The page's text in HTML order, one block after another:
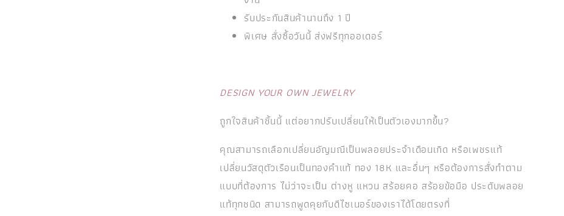
รับประกันสินค้านานถึง 1 ปี
พิเศษ สั่งซื้อวันนี้ ส่งฟรีทุกออเดอร์
DESIGN YOUR OWN JEWELRY
ถูกใจสินค้าชิ้นนี้ แต่อยากปรับเปลี่ยนให้เป็นตัวเองมากขึ้น?
คุณสามารถเลือกเปลี่ยนอัญมณีเป็นพลอยประจำเดือนเกิด หรือเพชรแท้
เปลี่ยนวัสดุตัวเรือนเป็นทองคำแท้ ทอง 18K และอื่นๆ หรือต้องการสั่งทำตาม
แบบที่ต้องการ ไม่ว่าจะเป็น ต่างหู แหวน สร้อยคอ สร้อยข้อมือ ประดับพลอย
แท้ทุกชนิด สามารถพูดคุยกับดีไซเนอร์ของเราได้โดยตรงที่